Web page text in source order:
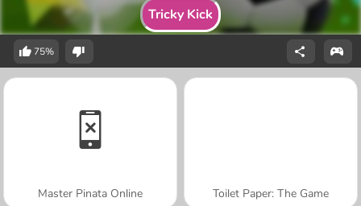
Tricky Kick
75%
Master Pinata Online Toilet Paper: The Game